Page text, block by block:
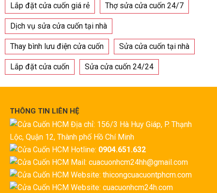
Lắp đặt cửa cuốn giá rẻ Thợ sửa cửa cuốn 24/7
Dịch vụ sửa cửa cuốn tại nhà
Thay bình lưu điện cửa cuốn Sửa cửa cuốn tại nhà
Lắp đặt cửa cuốn Sửa cửa cuốn 24/24
THÔNG TIN LIÊN HỆ
Địa chỉ: 156/3 Hà Huy Giáp, P. Thạnh
Lộc, Quận 12, Thành phố Hồ Chí Minh
Hotline: 0904.651.632
Mail: cuacuonhcm24hh@gmail.com
Website: thicongcuacuontphcm.com
Website: cuacuonhcm24h.com